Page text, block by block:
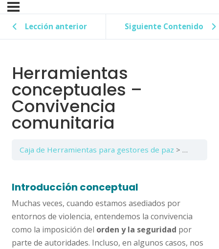
Lección anterior Siguiente Contenido
Herramientas
conceptuales –
Convivencia
comunitaria
Caja de Herramientas para gestores de paz Tema A:
Introducción conceptual
Muchas veces, cuando estamos asediados por
entornos de violencia, entendemos la convivencia
como la imposición del orden y la seguridad por
parte de autoridades. Incluso, en algunos casos, nos